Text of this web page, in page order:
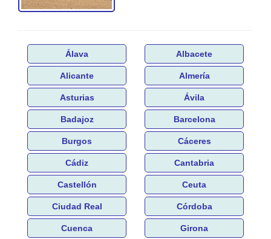
Álava Albacete
Alicante Almería
Asturias Ávila
Badajoz Barcelona
Burgos Cáceres
Cádiz Cantabria
Castellón Ceuta
Ciudad Real Córdoba
Cuenca Girona